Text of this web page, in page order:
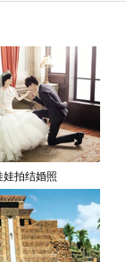
娃拍结婚照